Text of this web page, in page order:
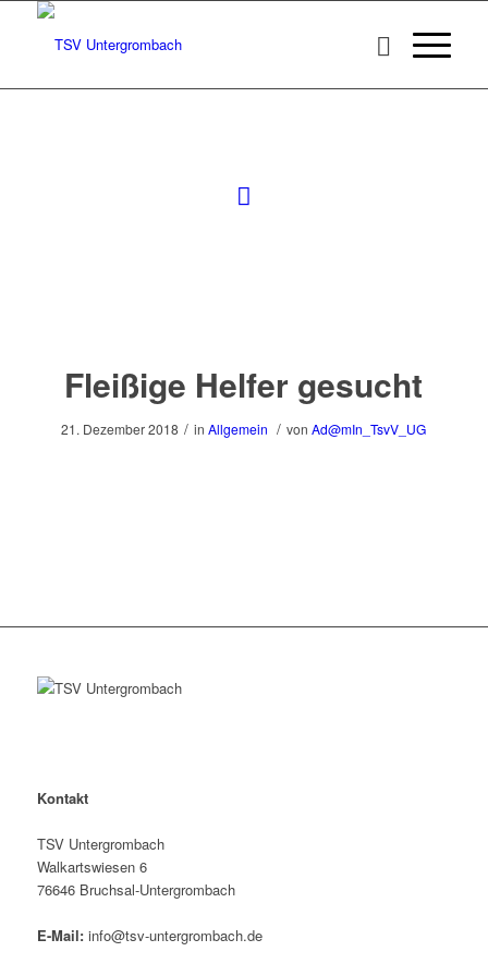
Fleißige Helfer gesucht
21. Dezember 2018 / inAllgemein / vonAd@mIn_TsvV_UG
Kontakt
TSV Untergrombach
Walkartswiesen 6
76646 Bruchsal-Untergrombach
E-Mail: info@tsv-untergrombach.de